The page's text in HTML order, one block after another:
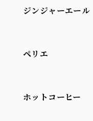
ジンジャーエール
ペリエ
ホットコーヒー